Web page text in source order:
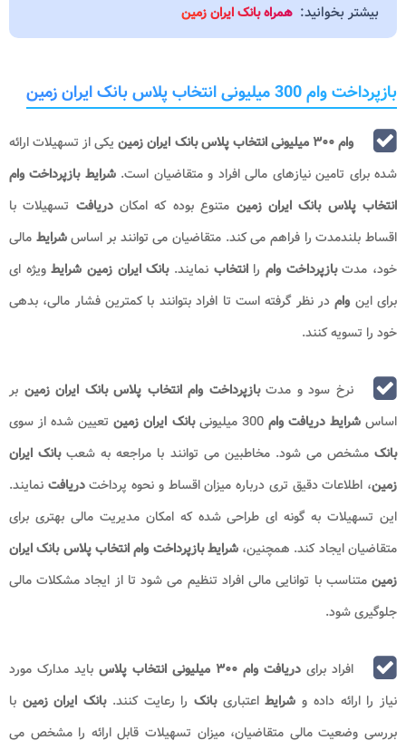
بیشتر بخوانید: همراه بانک ایران زمین
بازپرداخت وام 300 میلیونی انتخاب پلاس بانک ایران زمین
وام ۳۰۰ میلیونی انتخاب پلاس بانک ایران زمین
یکی از تسهیلات ارائه
شده برای تامین نیازهای مالی افراد و متقاضیان است.شرایط بازپرداخت وام
انتخاب پلاس بانک ایران زمین متنوع بوده که امکاندریافت تسهیلات با
اقساط بلندمدت را فراهم می کند. متقاضیان می توانند بر اساسشرایط مالی
خود، مدتبازپرداخت وام راانتخاب نمایند.بانک ایران زمین شرایطویژه ای
برای این وامدر نظر گرفته است تا افراد بتوانند با کمترین فشار مالی، بدهی
خود را تسویه کنند.
نرخ سود و مدتبازپرداخت وام انتخاب پلاس بانک ایران زمین بر
اساسشرایط دریافت وام300 میلیونی بانک ایران زمینتعیین شده از سوی
بانکمشخص می شود. مخاطبین می توانند با مراجعه به شعببانک ایران
زمین، اطلاعات دقیق تری درباره میزان اقساط و نحوه پرداختدریافت نمایند.
این تسهیلات به گونه ای طراحی شده که امکان مدیریت مالی بهتری برای
متقاضیان ایجاد کند. همچنین،شرایط بازپرداخت وام انتخاب پلاس بانک ایران
زمین متناسب با توانایی مالی افراد تنظیم می شود تا از ایجاد مشکلات مالی
جلوگیری شود.
افراد برای دریافت وام ۳۰۰ میلیونی انتخاب پلاس
باید مدارک مورد
نیاز را ارائه داده و شرایطاعتباریبانک را رعایت کنند.بانک ایران زمین با
بررسی وضعیت مالی متقاضیان، میزان تسهیلات قابل ارائه را مشخص می